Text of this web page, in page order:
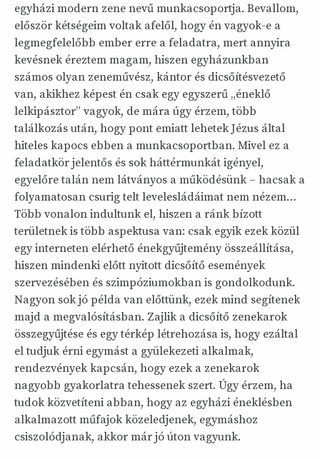
egyházi modern zene nevű munkacsoportja. Bevallom,
először kétségeim voltak afelől, hogy én vagyok-e a
legmegfelelőbb ember erre a feladatra, mert annyira
kevésnek éreztem magam, hiszen egyházunkban
számos olyan zeneművész, kántor és dicsőítésvezető
van, akikhez képest én csak egy egyszerű „éneklő
lelkipásztor” vagyok, de mára úgy érzem, több
találkozás után, hogy pont emiatt lehetek Jézus által
hiteles kapocs ebben a munkacsoportban. Mivel ez a
feladatkör jelentős és sok háttérmunkát igényel,
egyelőre talán nem látványos a működésünk – hacsak a
folyamatosan csurig telt levelesládáimat nem nézem…
Több vonalon indultunk el, hiszen a ránk bízott
területnek is több aspektusa van: csak egyik ezek közül
egy interneten elérhető énekgyűjtemény összeállítása,
hiszen mindenki előtt nyitott dicsőítő események
szervezésében és szimpóziumokban is gondolkodunk.
Nagyon sok jó példa van előttünk, ezek mind segítenek
majd a megvalósításban. Zajlik a dicsőítő zenekarok
összegyűjtése és egy térkép létrehozása is, hogy ezáltal
el tudjuk érni egymást a gyülekezeti alkalmak,
rendezvények kapcsán, hogy ezek a zenekarok
nagyobb gyakorlatra tehessenek szert. Úgy érzem, ha
tudok közvetíteni abban, hogy az egyházi éneklésben
alkalmazott műfajok közeledjenek, egymáshoz
csiszolódjanak, akkor már jó úton vagyunk.